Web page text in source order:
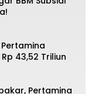
43,52 Triliun
Pertamina